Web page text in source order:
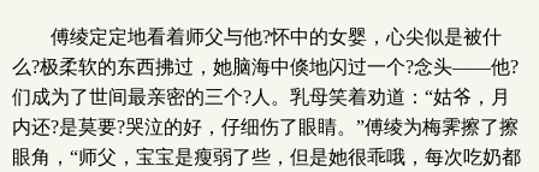
傅绫定定地看着师父与他?怀中的女婴，心尖似是被什
么?极柔软的东西拂过，她脑海中倏地闪过一个?念头——他?
们成为了世间最亲密的三个?人。乳母笑着劝道：“姑爷，月
内还?是莫要?哭泣的好，仔细伤了眼睛。”傅绫为梅霁擦了擦
眼角，“师父，宝宝是瘦弱了些，但是她很乖哦，每次吃奶都